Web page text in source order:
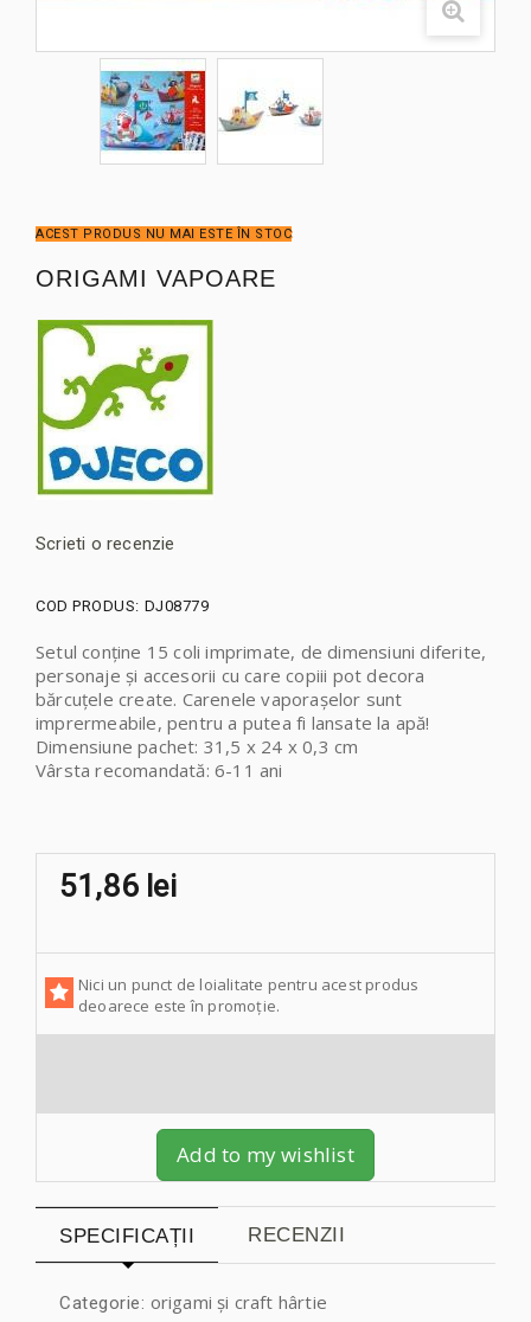
ACEST PRODUS NU MAI ESTE ÎN STOC
ORIGAMI VAPOARE
Scrieti o recenzie
COD PRODUS: DJ08779
Setul conține 15 coli imprimate, de dimensiuni diferite,
personaje și accesorii cu care copiii pot decora
bărcuțele create. Carenele vaporașelor sunt
imprermeabile, pentru a putea fi lansate la apă!
Dimensiune pachet: 31,5 x 24 x 0,3 cm
Vârsta recomandată: 6-11 ani
51,86 lei
Nici un punct de loialitate pentru acest produs
deoarece este în promoție.
Add to my wishlist
SPECIFICAȚII RECENZII
Categorie: origami și craft hârtie